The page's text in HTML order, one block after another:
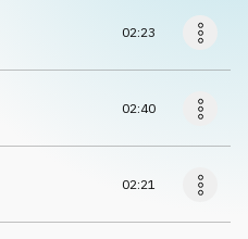
02:23
02:40
02:21